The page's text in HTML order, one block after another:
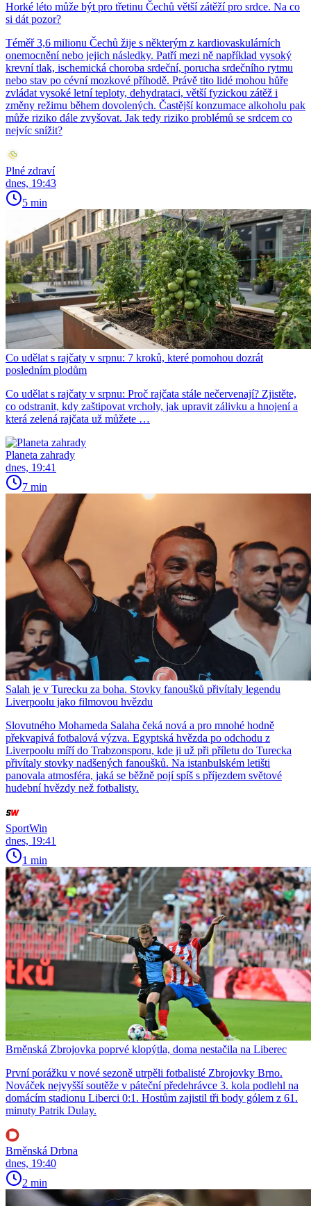
Horké léto může být pro třetinu Čechů větší zátěží pro srdce. Na co
si dát pozor?
Téměř 3,6 milionu Čechů žije s některým z kardiovaskulárních
onemocnění nebo jejich následky. Patří mezi ně například vysoký
krevní tlak, ischemická choroba srdeční, porucha srdečního rytmu
nebo stav po cévní mozkové příhodě. Právě tito lidé mohou hůře
zvládat vysoké letní teploty, dehydrataci, větší fyzickou zátěž i
změny režimu během dovolených. Častější konzumace alkoholu pak
může riziko dále zvyšovat. Jak tedy riziko problémů se srdcem co
nejvíc snížit?
Plné zdraví
dnes, 19:43
5 min
Co udělat s rajčaty v srpnu: 7 kroků, které pomohou dozrát
posledním plodům
Co udělat s rajčaty v srpnu: Proč rajčata stále nečervenají? Zjistěte,
co odstranit, kdy zaštipovat vrcholy, jak upravit zálivku a hnojení a
která zelená rajčata už můžete …
Planeta zahrady
dnes, 19:41
7 min
Salah je v Turecku za boha. Stovky fanoušků přivítaly legendu
Liverpoolu jako filmovou hvězdu
Slovutného Mohameda Salaha čeká nová a pro mnohé hodně
překvapivá fotbalová výzva. Egyptská hvězda po odchodu z
Liverpoolu míří do Trabzonsporu, kde ji už při příletu do Turecka
přivítaly stovky nadšených fanoušků. Na istanbulském letišti
panovala atmosféra, jaká se běžně pojí spíš s příjezdem světové
hudební hvězdy než fotbalisty.
SportWin
dnes, 19:41
1 min
Brněnská Zbrojovka poprvé klopýtla, doma nestačila na Liberec
První porážku v nové sezoně utrpěli fotbalisté Zbrojovky Brno.
Nováček nejvyšší soutěže v páteční předehrávce 3. kola podlehl na
domácím stadionu Liberci 0:1. Hostům zajistil tři body gólem z 61.
minuty Patrik Dulay.
Brněnská Drbna
dnes, 19:40
2 min